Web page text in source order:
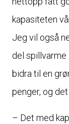
kapasiteten
Jeg vil også
del spillvarme
bidra til en
penger, og
– Det med